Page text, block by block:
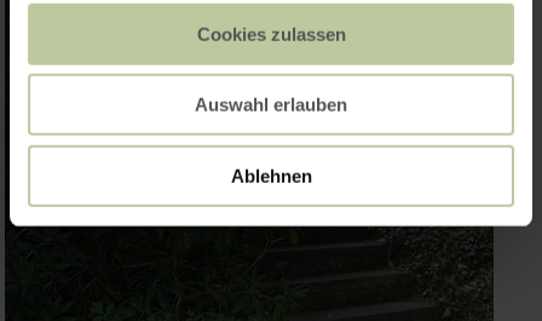
Cookies zulassen
Auswahl erlauben
Ablehnen